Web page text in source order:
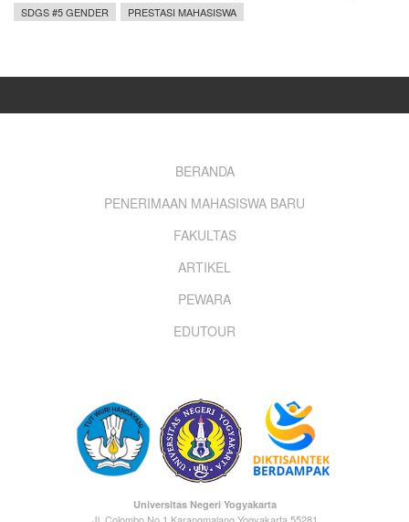
SDGS #5 GENDER
PRESTASI MAHASISWA
BERANDA
PENERIMAAN MAHASISWA BARU
FAKULTAS
ARTIKEL
PEWARA
EDUTOUR
Universitas Negeri Yogyakarta